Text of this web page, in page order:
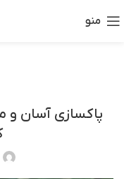
منو
پاکسازی آسان